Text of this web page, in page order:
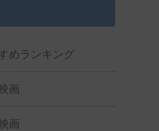
めランキング
画
画